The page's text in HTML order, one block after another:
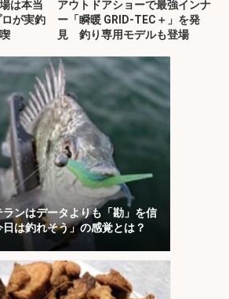
は本当
が実釣
アウトドアショーで最強インナ
ー「瞬暖 GRID-TEC＋」を発
見 釣り専用モデルも登場
ランはデータよりも「勘」を信
は釣れそう」の感覚とは？